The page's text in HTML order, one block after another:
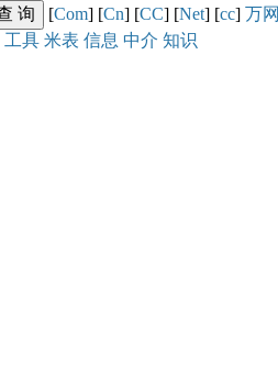
[Com] [Cn] [CC] [Net] [cc] 万网
工具 米表 信息 中介 知识